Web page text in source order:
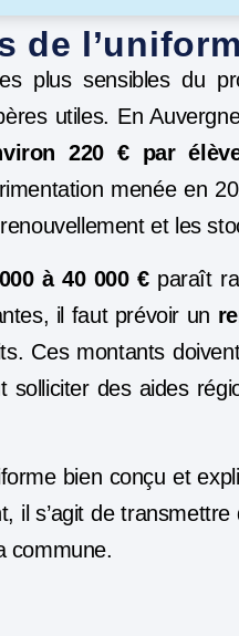
de
plus sensibles du
utiles. En
220 € par
menée en
et les
à 40 000 €paraît
il faut prévoir un
Ces montants
des aides
bien conçu et
il s’agit de transmettre
commune.